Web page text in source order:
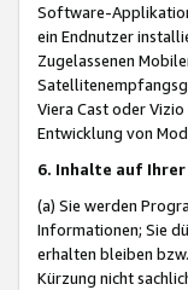
Software-
ein Endnutzer
Zugelassenen
Viera Cast oder
Entwicklung von
6. Inhalte auf Ihrer
(a) Sie werden
Informationen; Sie
erhalten bleiben
Kürzung nicht